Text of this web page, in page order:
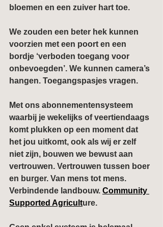
bloemen en een zuiver hart toe.
We zouden een beter hek kunnen
voorzien met een poort en een
bordje ‘verboden toegang voor
onbevoegden’. We kunnen camera’s
hangen. Toegangspasjes vragen.
Met ons abonnementensysteem
waarbij je wekelijks of veertiendaags
komt plukken op een moment dat
het jou uitkomt, ook als wij er zelf
niet zijn, bouwen we bewust aan
vertrouwen. Vertrouwen tussen boer
en burger. Van mens tot mens.
Verbindende landbouw. Community
Supported Agriculture.